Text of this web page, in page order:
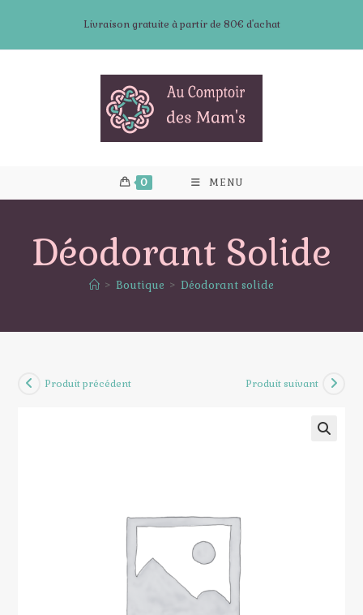
content
Livraison gratuite à partir de 80€ d'achat
0 MENU
Déodorant Solide
> Boutique > Déodorant solide
Produit précédent Produit suivant